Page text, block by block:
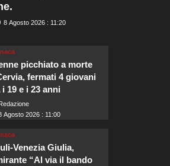
8 Agosto 2026 : 11:20
picchiato a morte
fermati 4 giovani
19 e i 23 anni
Redazione
Agosto 2026 : 11:00
Venezia Giulia,
“Al via il bando